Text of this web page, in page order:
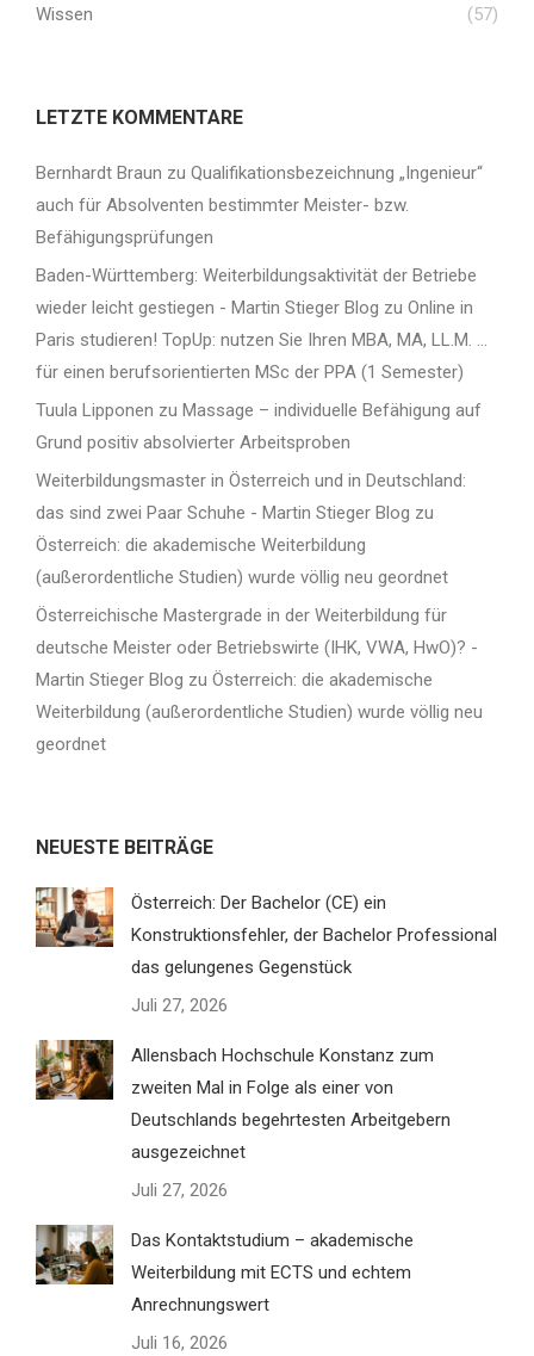
Wissen (57)
LETZTE KOMMENTARE
Bernhardt Braun zu Qualifikationsbezeichnung „Ingenieur“
auch für Absolventen bestimmter Meister- bzw.
Befähigungsprüfungen
Baden-Württemberg: Weiterbildungsaktivität der Betriebe
wieder leicht gestiegen - Martin Stieger Blog zu Online in
Paris studieren! TopUp: nutzen Sie Ihren MBA, MA, LL.M. …
für einen berufsorientierten MSc der PPA (1 Semester)
Tuula Lipponen zu Massage – individuelle Befähigung auf
Grund positiv absolvierter Arbeitsproben
Weiterbildungsmaster in Österreich und in Deutschland:
das sind zwei Paar Schuhe - Martin Stieger Blog zu
Österreich: die akademische Weiterbildung
(außerordentliche Studien) wurde völlig neu geordnet
Österreichische Mastergrade in der Weiterbildung für
deutsche Meister oder Betriebswirte (IHK, VWA, HwO)? -
Martin Stieger Blog zu Österreich: die akademische
Weiterbildung (außerordentliche Studien) wurde völlig neu
geordnet
NEUESTE BEITRÄGE
Österreich: Der Bachelor (CE) ein
Konstruktionsfehler, der Bachelor Professional
das gelungenes Gegenstück
Juli 27, 2026
Allensbach Hochschule Konstanz zum
zweiten Mal in Folge als einer von
Deutschlands begehrtesten Arbeitgebern
ausgezeichnet
Juli 27, 2026
Das Kontaktstudium – akademische
Weiterbildung mit ECTS und echtem
Anrechnungswert
Juli 16, 2026